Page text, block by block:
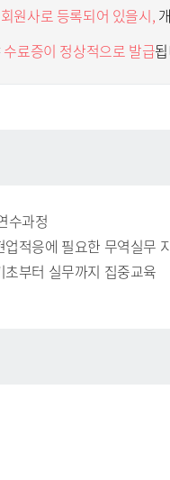
원사로 등록되어 있을시,
수료증이 정상적으로 발급
수과정
적응에 필요한 무역실무
부터 실무까지 집중교육